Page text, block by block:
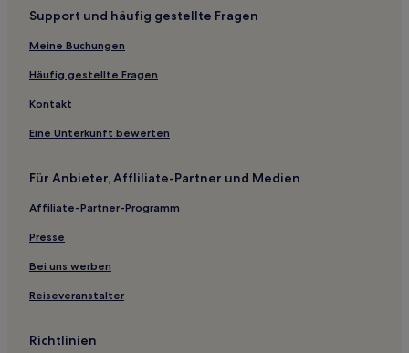
Hotels nahe Straßenbahnhaltestelle Fanningerstraße
Hotels nahe Straßenbahnhaltestelle Grünberger
Straße/Warschauer Straße
Hotels nahe Straßenbahnhaltestelle Revaler Straße
Hotels nahe Straßenbahnhaltestelle Rosenthaler Straße
Hotels nahe Straßenbahnhaltestelle Bersarinplatz
Hotels nahe Straßenbahnhaltestelle Sportforum
Support und häufig gestellte Fragen
Meine Buchungen
Häufig gestellte Fragen
Kontakt
Eine Unterkunft bewerten
Für Anbieter, Affliliate-Partner und Medien
Affiliate-Partner-Programm
Presse
Bei uns werben
Reiseveranstalter
Richtlinien